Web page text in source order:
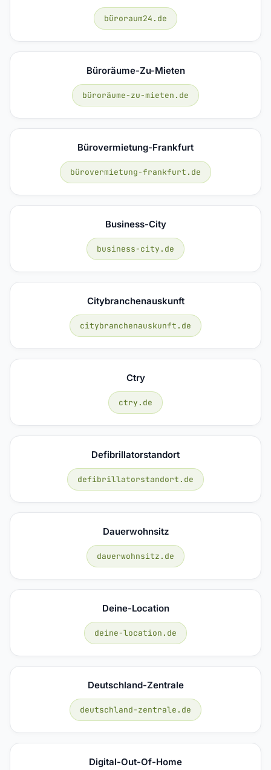
büroraum24.de
Büroräume-Zu-Mieten
büroräume-zu-mieten.de
Bürovermietung-Frankfurt
bürovermietung-frankfurt.de
Business-City
business-city.de
Citybranchenauskunft
citybranchenauskunft.de
Ctry
ctry.de
Defibrillatorstandort
defibrillatorstandort.de
Dauerwohnsitz
dauerwohnsitz.de
Deine-Location
deine-location.de
Deutschland-Zentrale
deutschland-zentrale.de
Digital-Out-Of-Home